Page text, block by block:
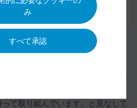
み
すべて承認
取引させて頂いていますお客様に
がを第一です。。この目的を確実
DURRでは常にお客様へのサポー
って取り組んでいます。と見なして